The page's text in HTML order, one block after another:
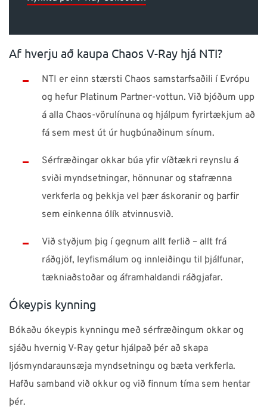
Af hverju að kaupa Chaos V-Ray hjá NTI?
NTI er einn stærsti Chaos samstarfsaðili í Evrópu
og hefur Platinum Partner-vottun. Við bjóðum upp
á alla Chaos-vörulínuna og hjálpum fyrirtækjum að
fá sem mest út úr hugbúnaðinum sínum.
Sérfræðingar okkar búa yfir víðtækri reynslu á
sviði myndsetningar, hönnunar og stafrænna
verkferla og þekkja vel þær áskoranir og þarfir
sem einkenna ólík atvinnusvið.
Við styðjum þig í gegnum allt ferlið – allt frá
ráðgjöf, leyfismálum og innleiðingu til þjálfunar,
tækniaðstoðar og áframhaldandi ráðgjafar.
Ókeypis kynning
Bókaðu ókeypis kynningu með sérfræðingum okkar og
sjáðu hvernig V-Ray getur hjálpað þér að skapa
ljósmyndaraunsæja myndsetningu og bæta verkferla.
Hafðu samband við okkur og við finnum tíma sem hentar
þér.